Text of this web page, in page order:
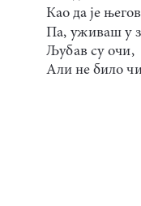
Као да је
Па, уживаш у
Љубав су очи,
Али не било